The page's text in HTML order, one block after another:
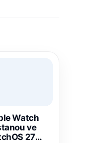
Watch
ve
27